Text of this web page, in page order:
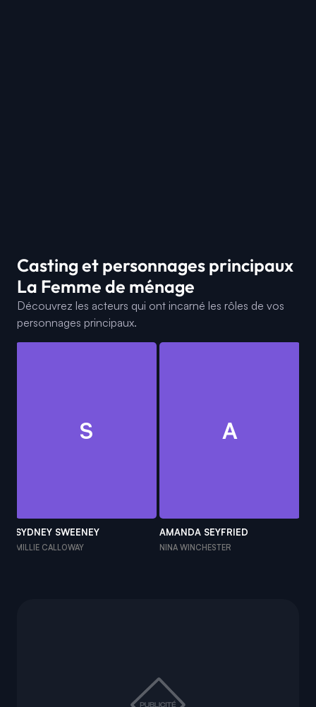
Casting et personnages principaux
La Femme de ménage
Découvrez les acteurs qui ont incarné les rôles de vos
personnages principaux.
S
SYDNEY SWEENEY
MILLIE CALLOWAY
A
AMANDA SEYFRIED
NINA WINCHESTER